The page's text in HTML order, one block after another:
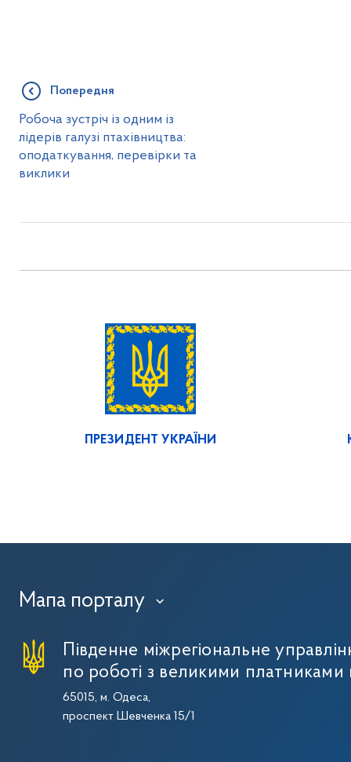
Попередня
Робоча зустріч із одним із
лідерів галузі птахівництва:
оподаткування, перевірки та
виклики
ПРЕЗИДЕНТ УКРАЇНИ
Мапа порталу ›
Південне міжрегіональне
по роботі з великими платниками
65015, м. Одеса,
проспект Шевченка 15/1